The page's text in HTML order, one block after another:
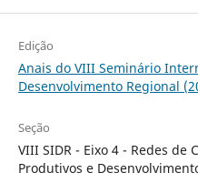
Edição
Anais do VIII Seminário
Desenvolvimento Regional
Seção
VIII SIDR - Eixo 4 - Redes de
Produtivos e